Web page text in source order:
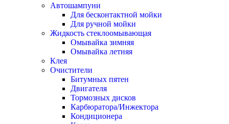
Автошампуни
Для бесконтактной мойки
Для ручной мойки
Жидкость стеклоомывающая
Омывайка зимняя
Омывайка летняя
Клея
Очистители
Битумных пятен
Двигателя
Тормозных дисков
Карбюратора/Инжектора
Кондиционера